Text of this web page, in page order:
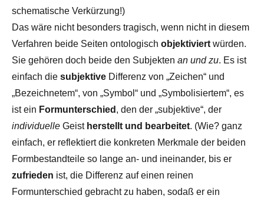
schematische Verkürzung!)
Das wäre nicht besonders tragisch, wenn nicht in diesem
Verfahren beide Seiten ontologisch objektiviert würden.
Sie gehören doch beide den Subjekten an und zu. Es ist
einfach die subjektive Differenz von „Zeichen“ und
„Bezeichnetem“, von „Symbol“ und „Symbolisiertem“, es
ist ein Formunterschied , den der „subjektive“, der
individuelle Geist herstellt und bearbeitet. (Wie? ganz
einfach, er reflektiert die konkreten Merkmale der beiden
Formbestandteile so lange an- und ineinander, bis er
zufrieden ist, die Differenz auf einen reinen
Formunterschied gebracht zu haben, sodaß er ein